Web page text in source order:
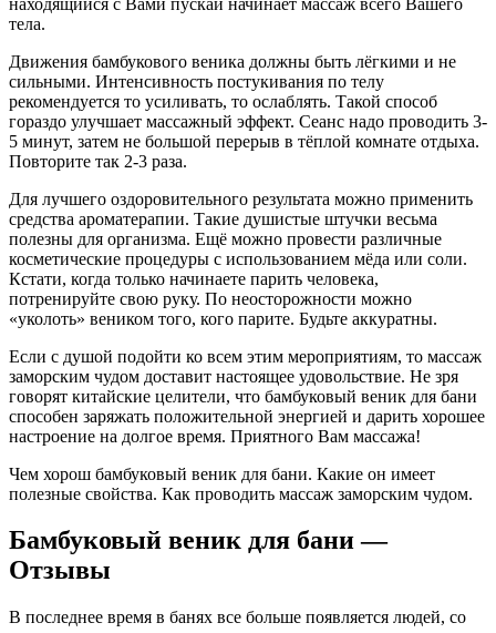
тела.
Движения бамбукового веника должны быть лёгкими и не
сильными. Интенсивность постукивания по телу
рекомендуется то усиливать, то ослаблять. Такой способ
гораздо улучшает массажный эффект. Сеанс надо проводить 3-
5 минут, затем не большой перерыв в тёплой комнате отдыха.
Повторите так 2-3 раза.
Для лучшего оздоровительного результата можно применить
средства ароматерапии. Такие душистые штучки весьма
полезны для организма. Ещё можно провести различные
косметические процедуры с использованием мёда или соли.
Кстати, когда только начинаете парить человека,
потренируйте свою руку. По неосторожности можно
«уколоть» веником того, кого парите. Будьте аккуратны.
Если с душой подойти ко всем этим мероприятиям, то массаж
заморским чудом доставит настоящее удовольствие. Не зря
говорят китайские целители, что бамбуковый веник для бани
способен заряжать положительной энергией и дарить хорошее
настроение на долгое время. Приятного Вам массажа!
Чем хорош бамбуковый веник для бани. Какие он имеет
полезные свойства. Как проводить массаж заморским чудом.
Бамбуковый веник для бани —
Отзывы
В последнее время в банях все больше появляется людей, со